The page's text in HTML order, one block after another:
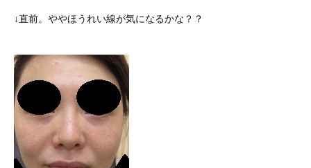
↓直前。ややほうれい線が気になるかな？？